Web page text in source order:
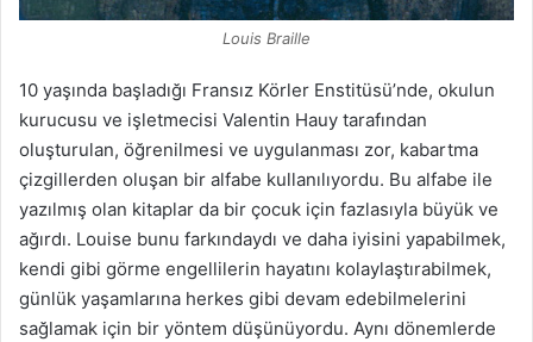
Louis Braille
10 yaşında başladığı Fransız Körler Enstitüsü’nde, okulun
kurucusu ve işletmecisi Valentin Hauy tarafından
oluşturulan, öğrenilmesi ve uygulanması zor, kabartma
çizgillerden oluşan bir alfabe kullanılıyordu. Bu alfabe ile
yazılmış olan kitaplar da bir çocuk için fazlasıyla büyük ve
ağırdı. Louise bunu farkındaydı ve daha iyisini yapabilmek,
kendi gibi görme engellilerin hayatını kolaylaştırabilmek,
günlük yaşamlarına herkes gibi devam edebilmelerini
sağlamak için bir yöntem düşünüyordu. Aynı dönemlerde